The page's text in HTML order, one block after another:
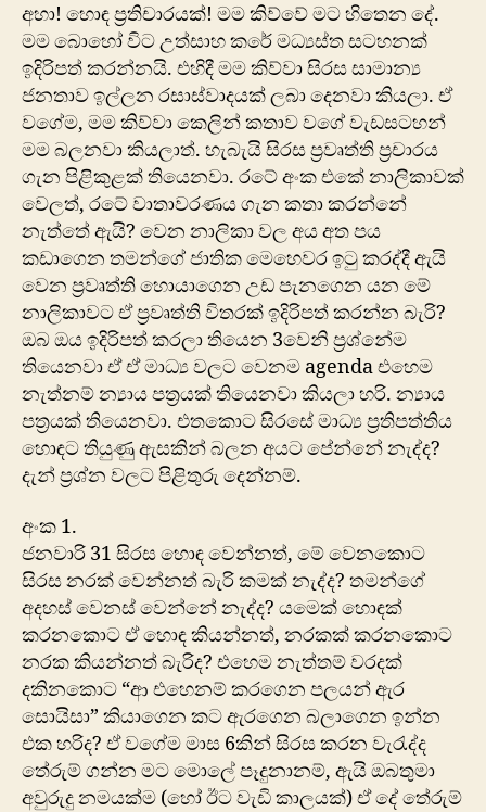
අහා! හොඳ ප්‍රතිචාරයක්! මම කිව්වේ මට හිතෙන දේ.
මම බොහෝ විට උත්සාහ කරේ මධ්‍යස්ත සටහනක්
ඉදිරිපත් කරන්නයි. එහිදී මම කිව්වා සිරස සාමාන්‍ය
ජනතාව ඉල්ලන රසාස්වාදයක් ලබා දෙනවා කියලා. ඒ
වගේම, මම කිව්වා කෙලින් කතාව වගේ වැඩසටහන්
මම බලනවා කියලාත්. හැබැයි සිරස ප්‍රවෘත්ති ප්‍රචාරය
ගැන පිළිකුළක් තියෙනවා. රටේ අංක එකේ නාලිකාවක්
වෙලත්, රටේ වාතාවරණය ගැන කතා කරන්නේ
නැත්තේ ඇයි? වෙන නාලිකා වල අය අත පය
කඩාගෙන තමන්ගේ ජාතික මෙහෙවර ඉටු කරද්දී ඇයි
වෙන ප්‍රවෘත්ති හොයාගෙන උඩ පැනගෙන යන මේ
නාලිකාවට ඒ ප්‍රවෘත්ති විතරක් ඉදිරිපත් කරන්න බැරි?
ඔබ ඔය ඉදිරිපත් කරලා තියෙන 3වෙනි ප්‍රශ්නේම
තියෙනවා ඒ ඒ මාධ්‍ය වලට වෙනම agenda එහෙම
නැත්නම් න්‍යාය පත්‍රයක් තියෙනවා කියලා හරි. න්‍යාය
පත්‍රයක් තියෙනවා. එතකොට සිරසේ මාධ්‍ය ප්‍රතිපත්තිය
හොඳට තියුණු ඇසකින් බලන අයට පේන්නේ නැද්ද?
දැන් ප්‍රශ්න වලට පිළිතුරු දෙන්නම්.
අංක 1.
ජනවාරි 31 සිරස හොඳ වෙන්නත්, මේ වෙනකොට
සිරස නරක් වෙන්නත් බැරි කමක් නැද්ද? තමන්ගේ
අදහස් වෙනස් වෙන්නේ නැද්ද? යමෙක් හොඳක්
කරනකොට ඒ හොඳ කියන්නත්, නරකක් කරනකොට
නරක කියන්නත් බැරිද? එහෙම නැත්තම් වරදක්
දකිනකොට “ආ එහෙනම් ‍කරගෙන පලයන් ඇර
සොයිසා” කියාගෙන කට ඇරගෙන බලාගෙන ඉන්න
එක හරිද? ඒ වගේම මාස 6කින් සිරස කරන වැරැද්ද
තේරුම් ගන්න මට මොලේ පෑදුනානම්, ඇයි ඔබතුමා
අවුරුදු නමයක්ම (හෝ ඊට වැඩි කාලයක්) ඒ දේ තේරුම්